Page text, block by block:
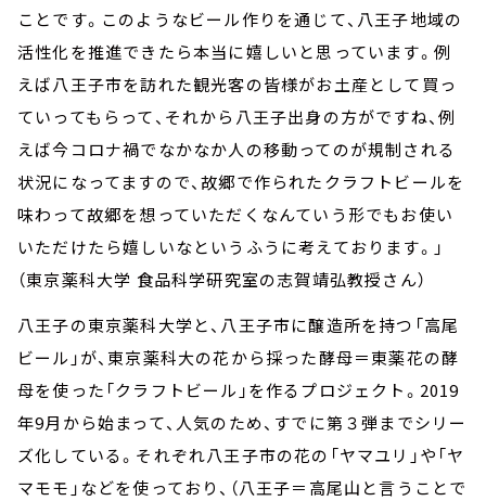
ことです。このようなビール作りを通じて、八王子地域の
活性化を推進できたら本当に嬉しいと思っています。例
えば八王子市を訪れた観光客の皆様がお土産として買っ
ていってもらって、それから八王子出身の方がですね、例
えば今コロナ禍でなかなか人の移動ってのが規制される
状況になってますので、故郷で作られたクラフトビールを
味わって故郷を想っていただくなんていう形でもお使い
いただけたら嬉しいなというふうに考えております。」
（東京薬科大学 食品科学研究室の志賀靖弘教授さん）
八王子の東京薬科大学と、八王子市に醸造所を持つ「高尾
ビール」が、東京薬科大の花から採った酵母＝東薬花の酵
母を使った「クラフトビール」を作るプロジェクト。2019
年9月から始まって、人気のため、すでに第３弾までシリー
ズ化している。それぞれ八王子市の花の「ヤマユリ」や「ヤ
マモモ」などを使っており、（八王子＝高尾山と言うことで